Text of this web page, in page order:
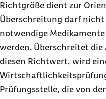
Richtgröße dient zur
Überschreitung darf nicht
notwendige
werden. Überschreitet die
diesen Richtwert, wird
Prüfungsstelle, die von